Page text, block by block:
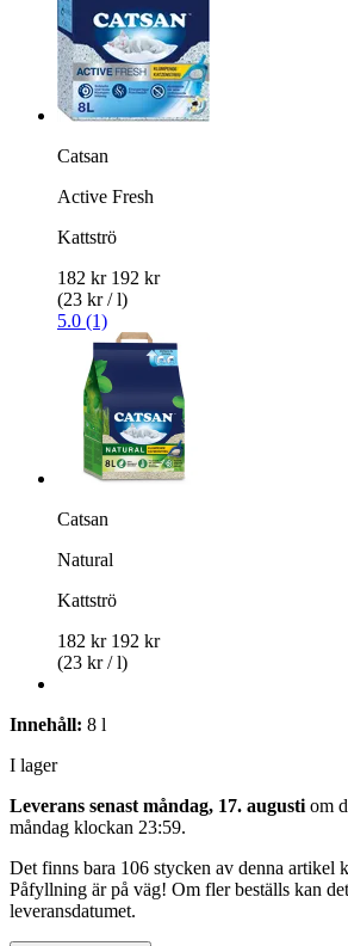
Catsan
Active Fresh
Kattströ
182 kr 192 kr
(23 kr / l)
5.0 (1)
Catsan
Natural
Kattströ
182 kr 192 kr
(23 kr / l)
Innehåll: 8 l
I lager
Leverans senast måndag, 17. augusti om
måndag klockan 23:59.
Det finns bara 106 stycken av denna artikel
Påfyllning är på väg! Om fler beställs kan
leveransdatumet.